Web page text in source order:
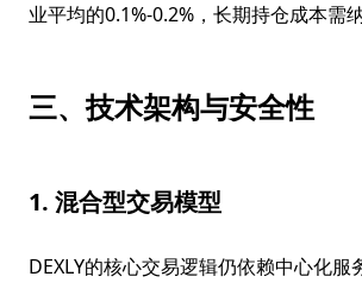
业平均的0.1%-0.2%，长期持仓成本需纳
三、技术架构与安全性
1. 混合型交易模型
DEXLY的核心交易逻辑仍依赖中心化服